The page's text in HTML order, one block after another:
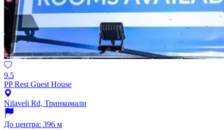
9.5
PP Rest Guest House
Nilaveli Rd, Тринкомали
До центра: 396 м